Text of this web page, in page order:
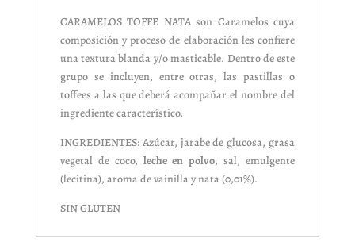
CARAMELOS TOFFE NATA son Caramelos cuya
composición y proceso de elaboración les confiere
una textura blanda y/o masticable. Dentro de este
grupo se incluyen, entre otras, las pastillas o
toffees a las que deberá acompañar el nombre del
ingrediente característico.
INGREDIENTES: Azúcar, jarabe de glucosa, grasa
vegetal de coco, leche en polvo, sal, emulgente
(lecitina), aroma de vainilla y nata (0,01%).
SIN GLUTEN